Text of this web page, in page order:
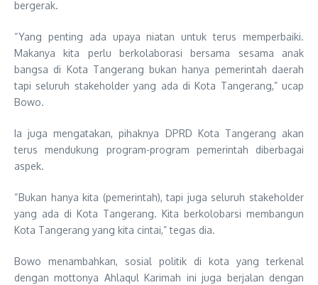
bergerak.
“Yang penting ada upaya niatan untuk terus memperbaiki.
Makanya kita perlu berkolaborasi bersama sesama anak
bangsa di Kota Tangerang bukan hanya pemerintah daerah
tapi seluruh stakeholder yang ada di Kota Tangerang,” ucap
Bowo.
Ia juga mengatakan, pihaknya DPRD Kota Tangerang akan
terus mendukung program-program pemerintah diberbagai
aspek.
“Bukan hanya kita (pemerintah), tapi juga seluruh stakeholder
yang ada di Kota Tangerang. Kita berkolobarsi membangun
Kota Tangerang yang kita cintai,” tegas dia.
Bowo menambahkan, sosial politik di kota yang terkenal
dengan mottonya Ahlaqul Karimah ini juga berjalan dengan